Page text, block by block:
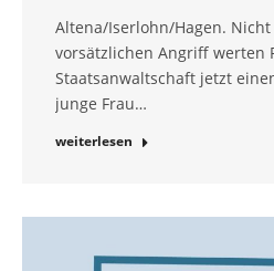
Altena/Iserlohn/Hagen.
vorsätzlichen Angriff werten
Staatsanwaltschaft jetzt
junge Frau…
weiterlesen